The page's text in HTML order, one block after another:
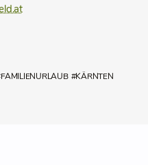
#KÄRNTEN